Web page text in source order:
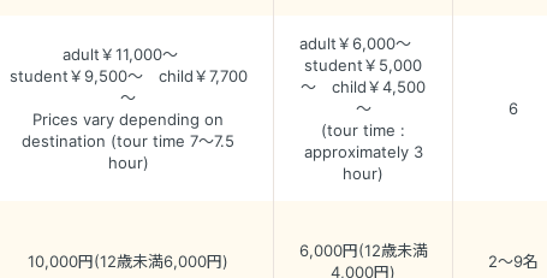
adult￥11,000～
student￥9,500～ child￥7,700
～
Prices vary depending on
destination (tour time 7～7.5
hour)
adult￥6,000～
student￥5,000
～ child￥4,500
～
(tour time :
approximately 3
hour)
6
10,000円(12歳未満6,000円)
6,000円(12歳未満
4,000円)
2～9名